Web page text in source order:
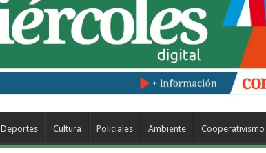
Deportes Cultura Policiales Ambiente Cooperativismo